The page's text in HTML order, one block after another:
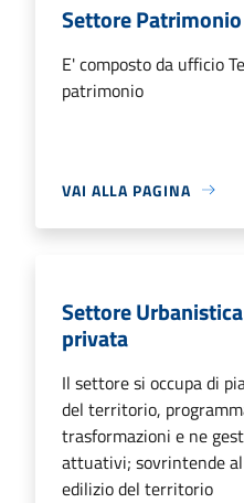
Settore
E' composto da ufficio
patrimonio
VAI ALLA PAGINA
Settore
privata
Il settore si occupa di
del territorio,
trasformazioni e ne
attuativi; sovrintende
edilizio del territorio